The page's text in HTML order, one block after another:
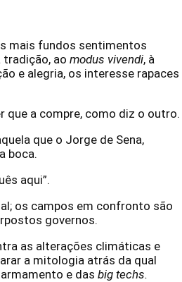
mais fundos sentimentos
tradição, ao modus vivendi, à
e alegria, os interesse rapaces
que a compre, como diz o outro.
que o Jorge de Sena,
boca.
aqui”.
os campos em confronto são
governos.
as alterações climáticas e
a mitologia atrás da qual
e das big techs.